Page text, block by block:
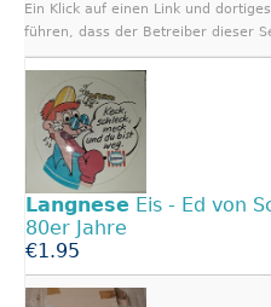
Ein Klick auf einen Link und
führen, dass der Betreiber dieser
Langnese Eis - Ed von
80er Jahre
€1.95